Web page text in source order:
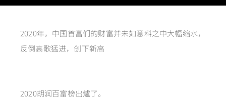
2020年，中国首富们的财富并未如意料之中大幅缩水，
反倒高歌猛进，创下新高
2020胡润百富榜出爐了。